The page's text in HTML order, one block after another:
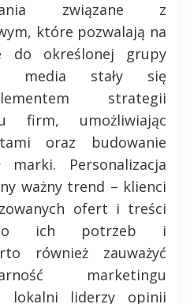
związane z
które pozwalają na
do określonej grupy
media stały się
strategii
firm, umożliwiając
oraz budowanie
marki. Personalizacja
ważny trend – klienci
ofert i treści
do ich potrzeb i
również zauważyć
marketingu
lokalni liderzy opinii